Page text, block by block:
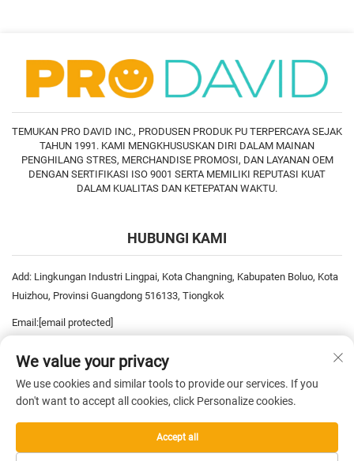
TEMUKAN PRO DAVID INC., PRODUSEN PRODUK PU TERPERCAYA SEJAK
TAHUN 1991. KAMI MENGKHUSUSKAN DIRI DALAM MAINAN
PENGHILANG STRES, MERCHANDISE PROMOSI, DAN LAYANAN OEM
DENGAN SERTIFIKASI ISO 9001 SERTA MEMILIKI REPUTASI KUAT
DALAM KUALITAS DAN KETEPATAN WAKTU.
HUBUNGI KAMI
Add: Lingkungan Industri Lingpai, Kota Changning, Kabupaten Boluo, Kota
Huizhou, Provinsi Guangdong 516133, Tiongkok
Email:[email protected]
undang. — Kebijakan Privasi
We value your privacy
We use cookies and similar tools to provide our services. If you
don't want to accept all cookies, click Personalize cookies.
Accept all